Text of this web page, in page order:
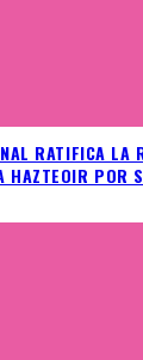
RATIFICA LA
HAZTEOIR POR